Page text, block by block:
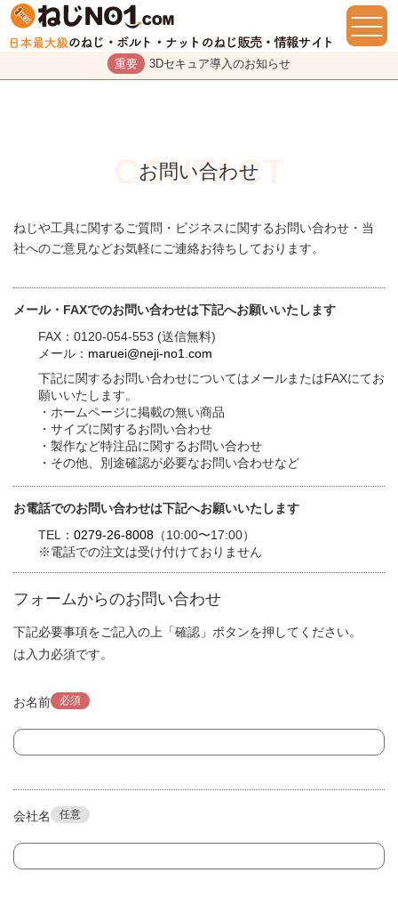
重要 3Dセキュア導入のお知らせ
お問い合わせ
ねじや工具に関するご質問・ビジネスに関するお問い合わせ・当
社へのご意見などお気軽にご連絡お待ちしております。
メール・FAXでのお問い合わせは下記へお願いいたします
FAX：0120-054-553 (送信無料)
メール： maruei@neji-no1.com
下記に関するお問い合わせについてはメールまたはFAXにてお
願いいたします。
・ホームページに掲載の無い商品
・サイズに関するお問い合わせ
・製作など特注品に関するお問い合わせ
・その他、別途確認が必要なお問い合わせなど
お電話でのお問い合わせは下記へお願いいたします
TEL： 0279-26-8008 （10:00〜17:00）
※電話での注文は受け付けておりません
フォームからのお問い合わせ
下記必要事項をご記入の上「確認」ボタンを押してください。
は入力必須です。
お名前 必須
会社名 任意